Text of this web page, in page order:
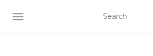
AFFICHER/MASQUER LA NAVIGATION